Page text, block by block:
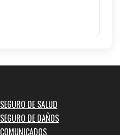
SEGURO DE SALUD
SEGURO DE DAÑOS
COMUNICADOS